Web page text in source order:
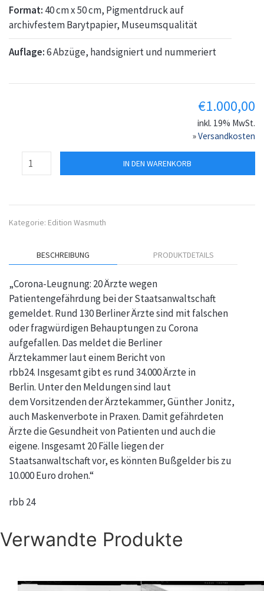
Format: 40 cm x 50 cm, Pigmentdruck auf
archivfestem Barytpapier, Museumsqualität
Auflage:6 Abzüge, handsigniert und nummeriert
€1.000,00
inkl. 19% MwSt.
»Versandkosten
IN DEN WARENKORB
Kategorie: Edition Wasmuth
BESCHREIBUNG PRODUKTDETAILS
„Corona-Leugnung: 20 Ärzte wegen
Patientengefährdung bei der Staatsanwaltschaft
gemeldet. Rund 130 Berliner Ärzte sind mit falschen
oder fragwürdigen Behauptungen zu Corona
aufgefallen. Das meldet die Berliner
Ärztekammer laut einem Bericht von
rbb24. Insgesamt gibt es rund 34.000 Ärzte in
Berlin. Unter den Meldungen sind laut
dem Vorsitzenden der Ärztekammer, Günther Jonitz,
auch Maskenverbote in Praxen. Damit gefährdeten
Ärzte die Gesundheit von Patienten und auch die
eigene. Insgesamt 20 Fälle liegen der
Staatsanwaltschaft vor, es könnten Bußgelder bis zu
10.000 Euro drohen.“
rbb 24
Verwandte Produkte